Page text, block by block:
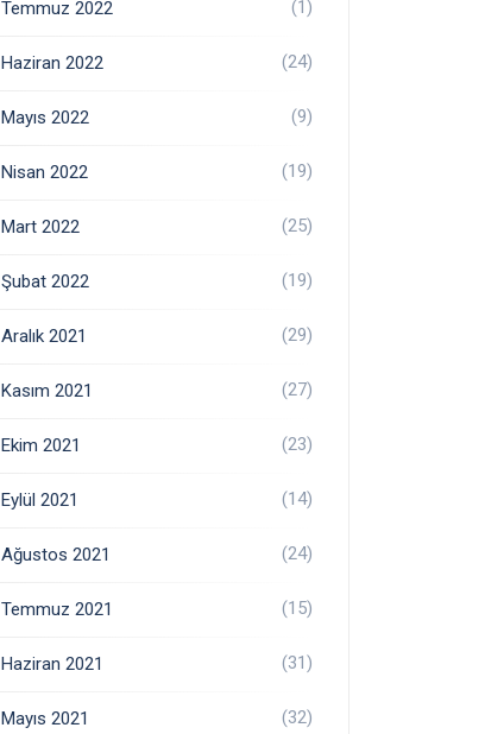
Temmuz 2022 (1)
Haziran 2022 (24)
Mayıs 2022 (9)
Nisan 2022 (19)
Mart 2022 (25)
Şubat 2022 (19)
Aralık 2021 (29)
Kasım 2021 (27)
Ekim 2021 (23)
Eylül 2021 (14)
Ağustos 2021 (24)
Temmuz 2021 (15)
Haziran 2021 (31)
Mayıs 2021 (32)